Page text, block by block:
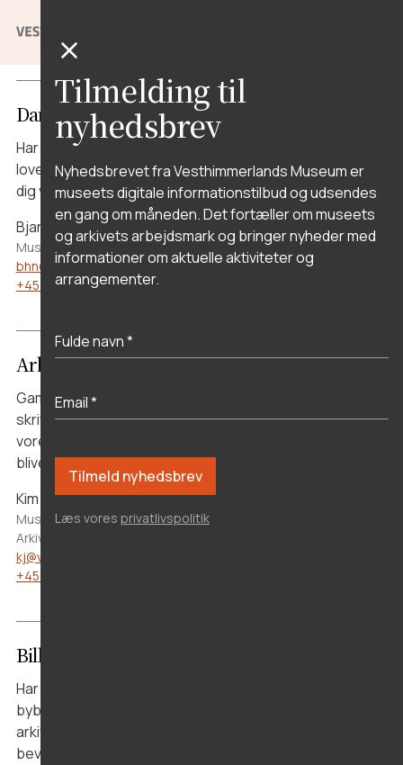
billeder, dokumenter og arkæologiske fund.
Danefæ
Har du gjort et arkæologisk fund? Danefæ skal ifølge
loven indleveres til et museum. Kontakt os, så hjælper vi
dig videre med registrering og vurdering af dit fund.
Bjarne Henning Nielsen
Museumsinspektør, forskningschef
bhn@vmus.dk
+45 61 42 60 80
Arkivalier og dokumenter
Gamle breve, dagbøger, regnskaber eller andre
skriftlige kilder fra Vesthimmerland har stor værdi for
vores lokalhistoriske arkiv. Vi sørger for, at materialet
bliver bevaret og gjort tilgængeligt.
Kim Ørsted Iversen
Museumsinspektør for nyere tid, arkivleder Lokalhistorisk
Arkiv Aars
kj@vmus.dk
+45 40 63 74 21
Billeder og fotografier
Har du gamle fotografier fra egnen? Familieportrætter,
bybilleder eller hverdagsscener har stor værdi for vores
arkiv. Vores frivillige digitaliserer materialet, så det bliver
bevaret for eftertiden, og du får dine originaler retur.
Tilmelding til
nyhedsbrev
Nyhedsbrevet fra Vesthimmerlands Museum er
museets digitale informationstilbud og udsendes
en gang om måneden. Det fortæller om museets
og arkivets arbejdsmark og bringer nyheder med
informationer om aktuelle aktiviteter og
arrangementer.
Læs vores privatlivspolitik